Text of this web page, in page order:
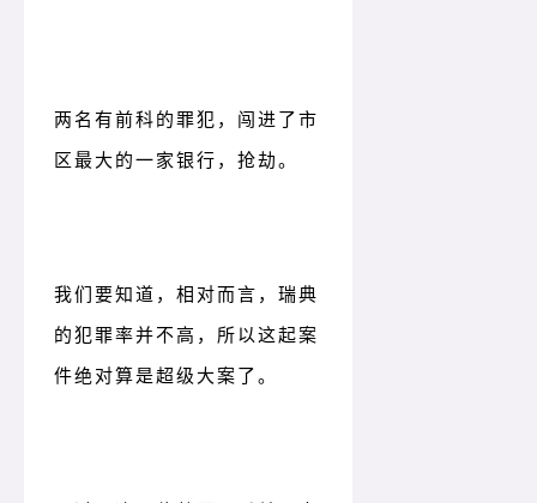
两名有前科的罪犯，闯进了市
区最大的一家银行，抢劫。
我们要知道，相对而言，瑞典
的犯罪率并不高，所以这起案
件绝对算是超级大案了。